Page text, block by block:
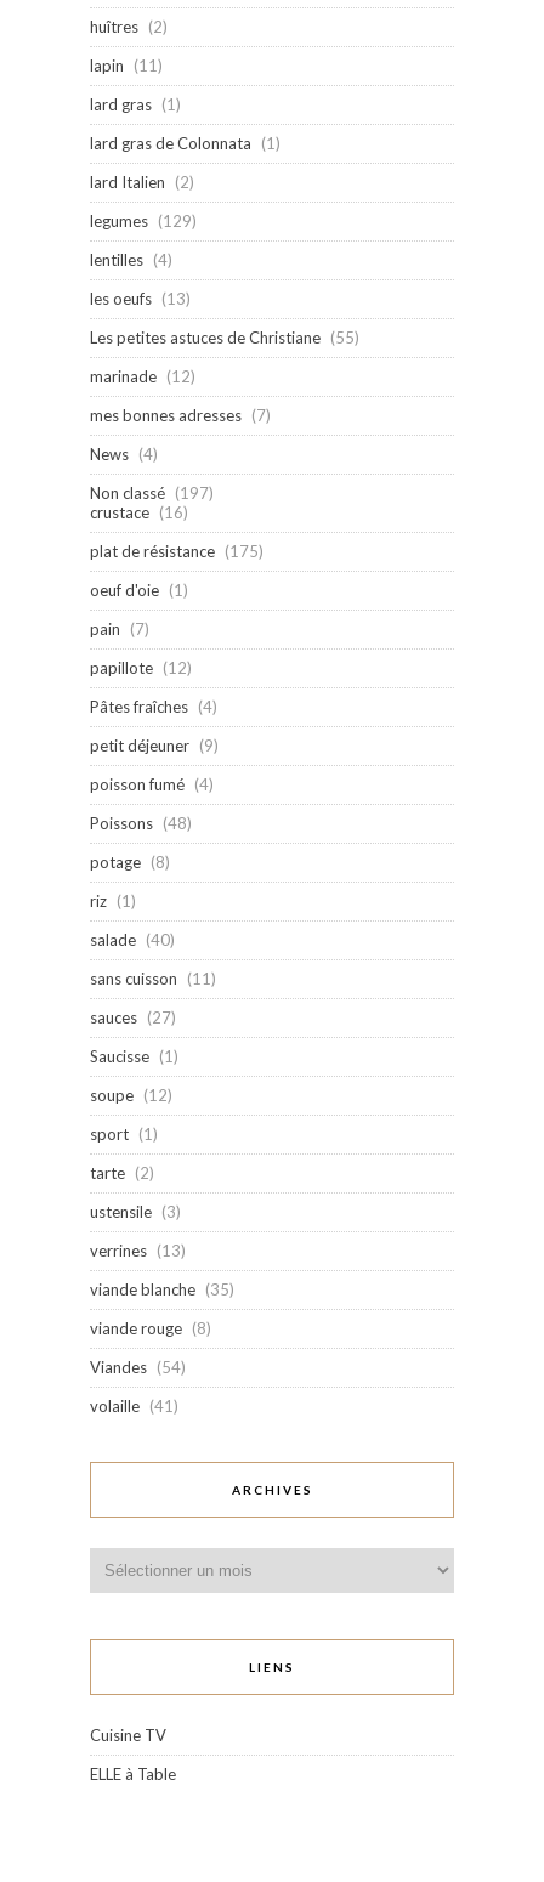
huîtres (2)
lapin
(11)
lard gras (1)
lard gras de Colonnata
(1)
lard Italien
(2)
legumes (129)
lentilles (4)
les oeufs (13)
Les petites astuces de Christiane (55)
marinade (12)
mes bonnes adresses (7)
News (4)
Non classé (197)
crustace (16)
plat de résistance (175)
oeuf d'oie (1)
pain
(7)
papillote (12)
Pâtes fraîches (4)
petit déjeuner (9)
poisson fumé (4)
Poissons (48)
potage (8)
riz (1)
salade (40)
sans cuisson
(11)
sauces (27)
Saucisse (1)
soupe (12)
sport (1)
tarte (2)
ustensile (3)
verrines (13)
viande blanche (35)
viande rouge (8)
Viandes (54)
volaille (41)
ARCHIVES
LIENS
Cuisine TV
ELLE à Table